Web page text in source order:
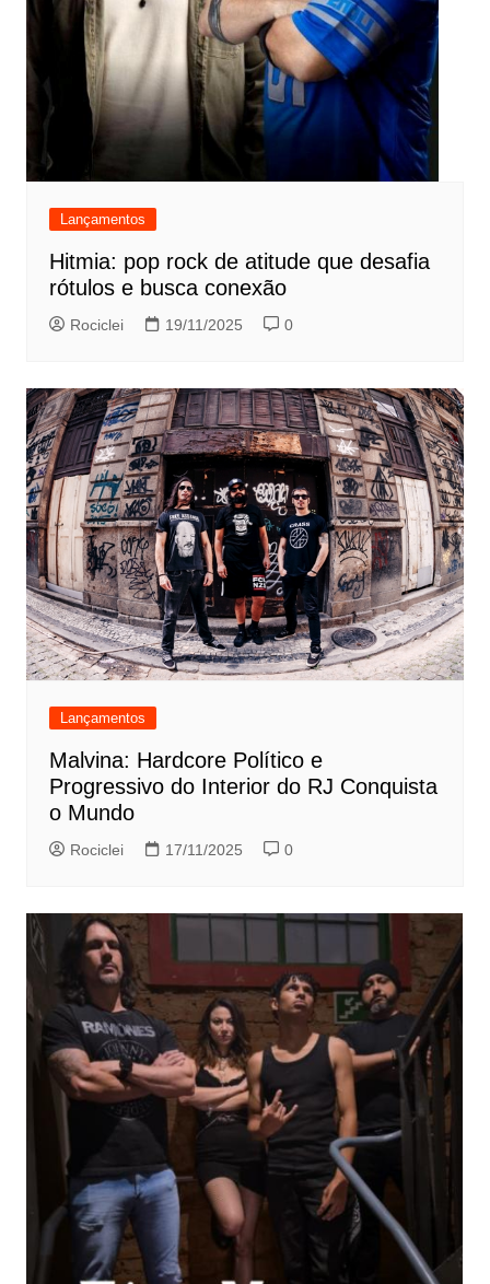
Lançamentos
Hitmia: pop rock de atitude que desafia
rótulos e busca conexão
Rociclei 19/11/2025 0
Lançamentos
Malvina: Hardcore Político e
Progressivo do Interior do RJ Conquista
o Mundo
Rociclei 17/11/2025 0